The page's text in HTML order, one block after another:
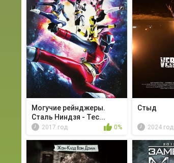
Могучие рейнджеры.
Сталь Ниндзя - Tec...
2017 год 0%
Стыд
2024 год